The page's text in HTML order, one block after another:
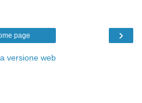
›
page
versione web